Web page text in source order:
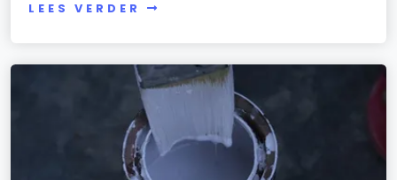
LEES VERDER